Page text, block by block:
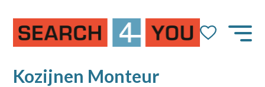
Kozijnen Monteur
Job Alert